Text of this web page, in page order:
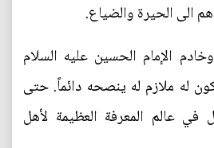
الى الحيرة والضياع.
الإمام الحسين عليه السلام
له ملازم له ينصحه دائماً. حتى
عالم المعرفة العظيمة لأهل